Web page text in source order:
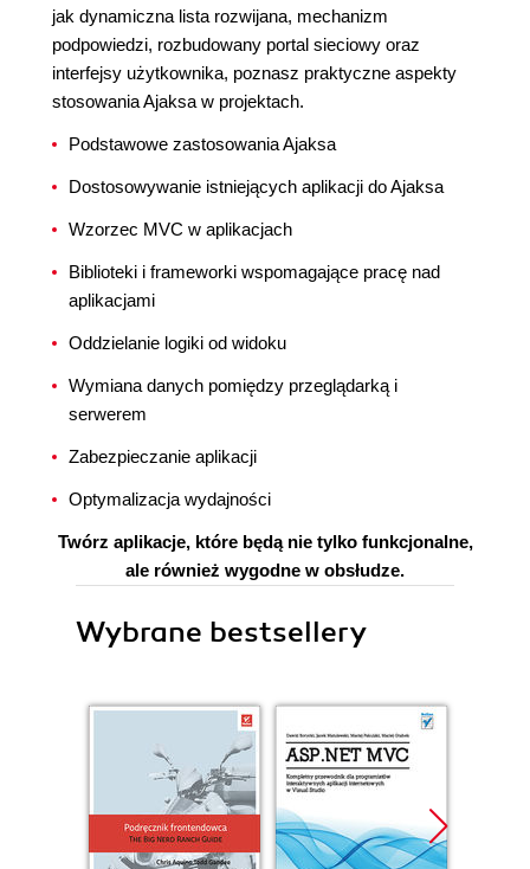
jak dynamiczna lista rozwijana, mechanizm
podpowiedzi, rozbudowany portal sieciowy oraz
interfejsy użytkownika, poznasz praktyczne aspekty
stosowania Ajaksa w projektach.
Podstawowe zastosowania Ajaksa
Dostosowywanie istniejących aplikacji do Ajaksa
Wzorzec MVC w aplikacjach
Biblioteki i frameworki wspomagające pracę nad
aplikacjami
Oddzielanie logiki od widoku
Wymiana danych pomiędzy przeglądarką i
serwerem
Zabezpieczanie aplikacji
Optymalizacja wydajności
Twórz aplikacje, które będą nie tylko funkcjonalne,
ale również wygodne w obsłudze.
Wybrane bestsellery